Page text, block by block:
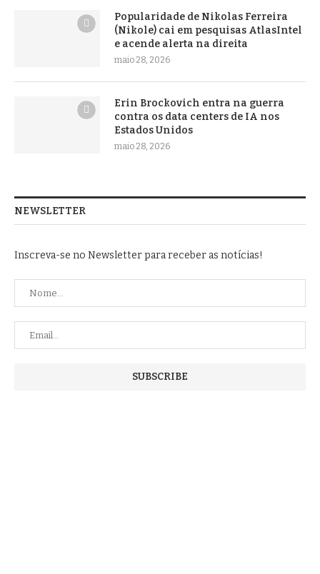
Popularidade de Nikolas Ferreira
(Nikole) cai em pesquisas AtlasIntel
e acende alerta na direita
maio 28, 2026
Erin Brockovich entra na guerra
contra os data centers de IA nos
Estados Unidos
maio 28, 2026
NEWSLETTER
Inscreva-se no Newsletter para receber as notícias!